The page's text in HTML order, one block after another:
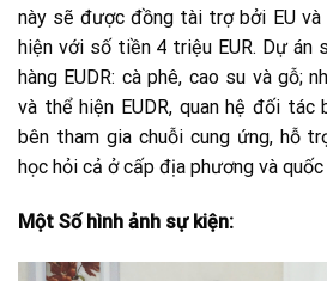
này sẽ được đồng tài trợ bởi EU
hiện với số tiền 4 triệu EUR. Dự án
hàng EUDR: cà phê, cao su và gỗ;
và thể hiện EUDR, quan hệ đối tác
bên tham gia chuỗi cung ứng, hỗ
học hỏi cả ở cấp địa phương và
Một Số hình ảnh sự kiện: